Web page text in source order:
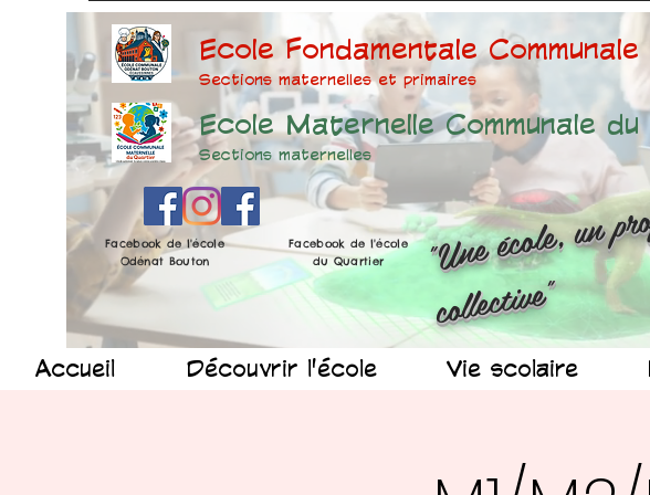
Ecole Fondamentale
Sections maternelles et primaires
Ecole Maternelle Communale
Sections maternelles
"
Facebook de l'école
Odénat Bouton
Facebook de l'école
du Quartier
Accueil Découvrir l'école Vie scolaire